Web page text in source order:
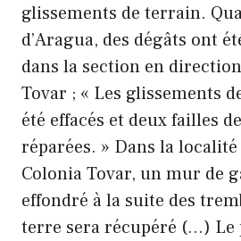
glissements de terrain.
d’Aragua, des dégâts ont
dans la section en
Tovar ; « Les glissements
été effacés et deux failles
réparées. » Dans la
Colonia Tovar, un mur de
effondré à la suite des
terre sera récupéré (…) Le